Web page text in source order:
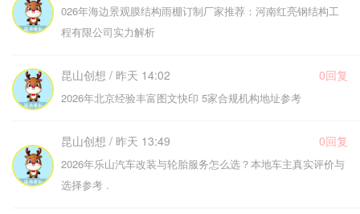
026年海边景观膜结构雨棚订制厂家推荐：河南红亮钢结构工
程有限公司实力解析
昆山创想 / 昨天 14:02 0回复
2026年北京经验丰富图文快印 5家合规机构地址参考
昆山创想 / 昨天 13:49 0回复
2026年乐山汽车改装与轮胎服务怎么选？本地车主真实评价与
选择参考 .